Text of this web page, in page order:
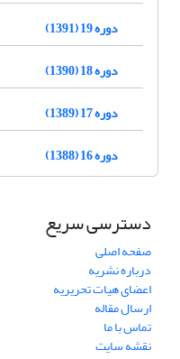
دوره 19 (1391)
دوره 18 (1390)
دوره 17 (1389)
دوره 16 (1388)
دسترسی سریع
صفحه اصلی
درباره نشریه
اعضای هیات تحریریه
ارسال مقاله
تماس با ما
نقشه سایت